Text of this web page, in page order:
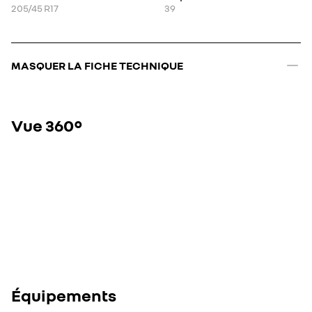
MASQUER LA FICHE TECHNIQUE
205/45 R17 39
Vue 360°
Équipements